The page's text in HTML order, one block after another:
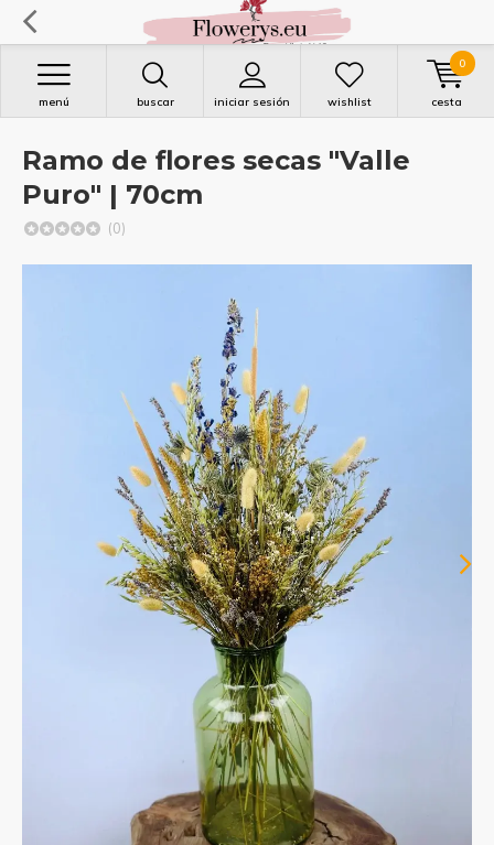
buscar iniciar sesión
menú wishlist cesta
0
Ramo de flores secas "Valle
Puro" | 70cm
(0)